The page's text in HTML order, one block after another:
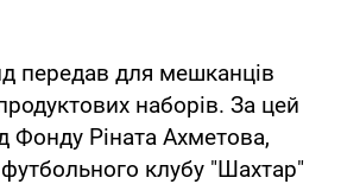
передав для мешканців
наборів. За цей
Фонду Ріната Ахметова,
футбольного клубу "Шахтар"